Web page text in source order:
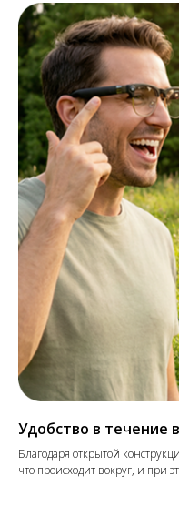
Удобство в течение
Благодаря открытой
что происходит вокруг, и при